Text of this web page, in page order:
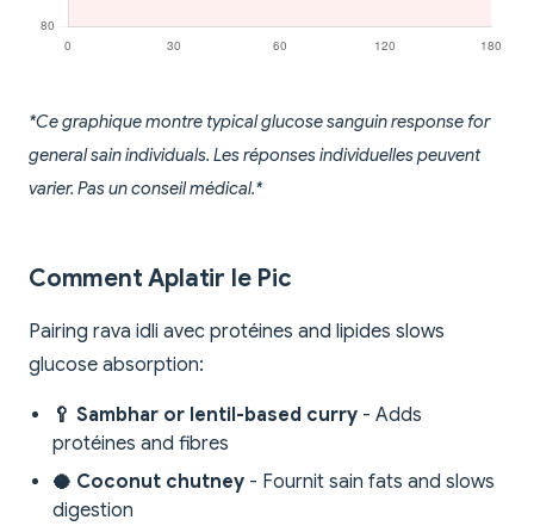
*Ce graphique montre typical glucose sanguin response for
general sain individuals. Les réponses individuelles peuvent
varier. Pas un conseil médical.*
Comment Aplatir le Pic
Pairing rava idli avec protéines and lipides slows
glucose absorption:
🥄 Sambhar or lentil-based curry - Adds
protéines and fibres
🥥 Coconut chutney - Fournit sain fats and slows
digestion